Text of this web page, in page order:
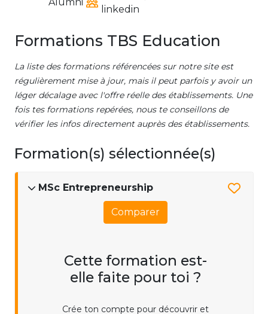
linkedin
Formations TBS Education
La liste des formations référencées sur notre site est
régulièrement mise à jour, mais il peut parfois y avoir un
léger décalage avec l'offre réelle des établissements. Une
fois tes formations repérées, nous te conseillons de
vérifier les infos directement auprès des établissements.
Formation(s) sélectionnée(s)
MSc Entrepreneurship
Comparer
Cette formation est-
elle faite pour toi ?
Crée ton compte pour découvrir et